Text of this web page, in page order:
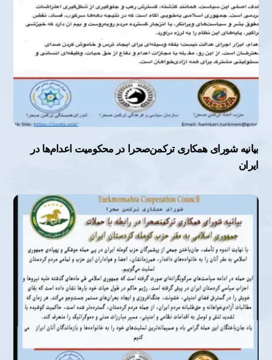
بیانیه شورای همکاری ترکمن‌صحرا در محکومیت اعدام‌ها در
ایران